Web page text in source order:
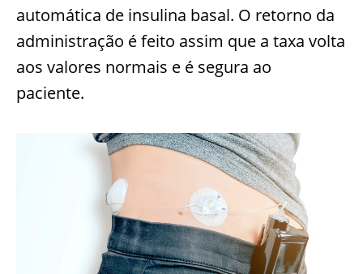
automática de insulina basal. O retorno da
administração éfeito assim que a taxa volta
aos valores normais e é segura ao
paciente.